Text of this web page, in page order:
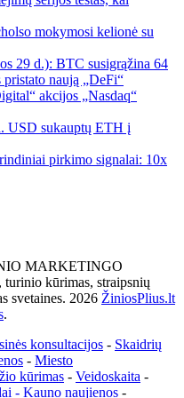
mokymosi kelionė su
29 d.): BTC susigrąžina 64
naują „DeFi“
akcijos „Nasdaq“
USD sukauptų ETH į
pirkimo signalai: 10x
MARKETINGO
kūrimas, straipsnių
svetaines. 2026 ŽiniosPlius.lt
.
konsultacijos - Skaidrių
- Miesto
kūrimas - Veidoskaita -
- Kauno naujienos -